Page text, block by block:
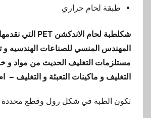
طبقة لحام حراري
شكلطبة لحام الاندكشن PET التي نقدمها
المهندس المنسي للصناعات الهندسيه و
مستلزمات التغليف الحديث من مواد و
التغليف و ماكينات التعبئة و التغليف –
تكون الطبة في شكل رول وقطع محددة